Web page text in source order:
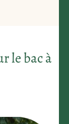
le bac à